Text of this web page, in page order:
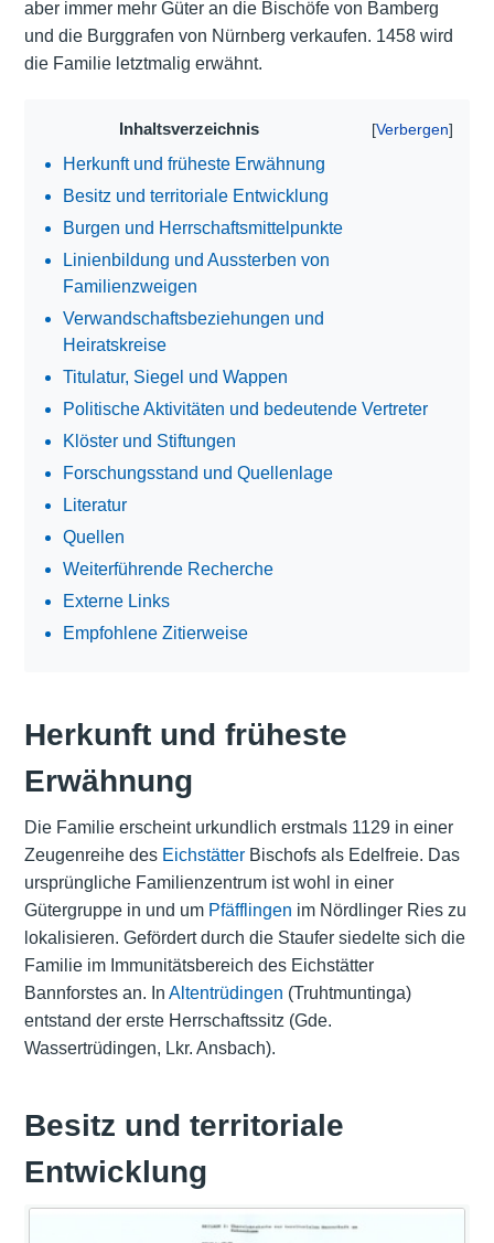
aber immer mehr Güter an die Bischöfe von Bamberg
und die Burggrafen von Nürnberg verkaufen. 1458 wird
die Familie letztmalig erwähnt.
Inhaltsverzeichnis
Herkunft und früheste Erwähnung
Besitz und territoriale Entwicklung
Burgen und Herrschaftsmittelpunkte
Linienbildung und Aussterben von
Familienzweigen
Verwandschaftsbeziehungen und
Heiratskreise
Titulatur, Siegel und Wappen
Politische Aktivitäten und bedeutende Vertreter
Klöster und Stiftungen
Forschungsstand und Quellenlage
Literatur
Quellen
Weiterführende Recherche
Externe Links
Empfohlene Zitierweise
Herkunft und früheste
Erwähnung
Die Familie erscheint urkundlich erstmals 1129 in einer
Zeugenreihe des EichstätterBischofs als Edelfreie. Das
ursprüngliche Familienzentrum ist wohl in einer
Gütergruppe in und um Pfäfflingen im Nördlinger Ries zu
lokalisieren. Gefördert durch die Staufer siedelte sich die
Familie im Immunitätsbereich des Eichstätter
Bannforstes an. In Altentrüdingen (Truhtmuntinga)
entstand der erste Herrschaftssitz (Gde.
Wassertrüdingen, Lkr. Ansbach).
Besitz und territoriale
Entwicklung